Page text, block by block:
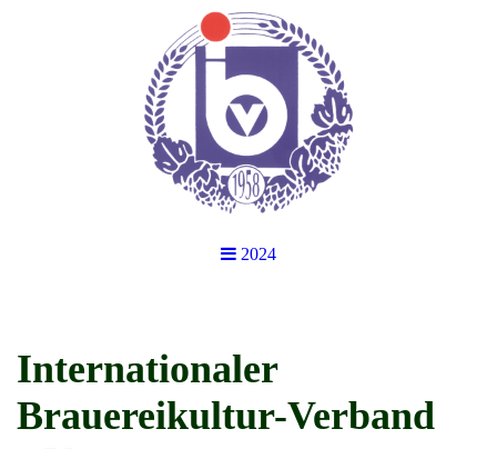
2024
Internationaler
Brauereikultur-Verband